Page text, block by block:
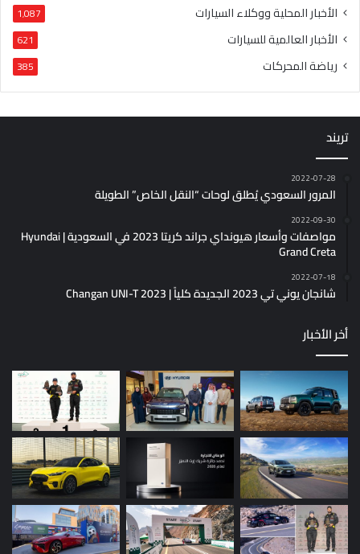
الأخبار المحلية ووكلاء السيارات 1٬087
الأخبار العالمية للسيارات 621
رياضة المحركات 385
تريند
2022-07-28
المرور السعودي يُطلق لوحات “النقل الخاص” الطويلة
2022-09-30
مواصفات وأسعار هيونداي جراند كريتا 2023 في السعودية | Hyundai
Grand Creta
2022-07-18
شانجان يوني تي 2023 الجديدة كلياً | Changan UNI-T 2023
أخر الأخبار